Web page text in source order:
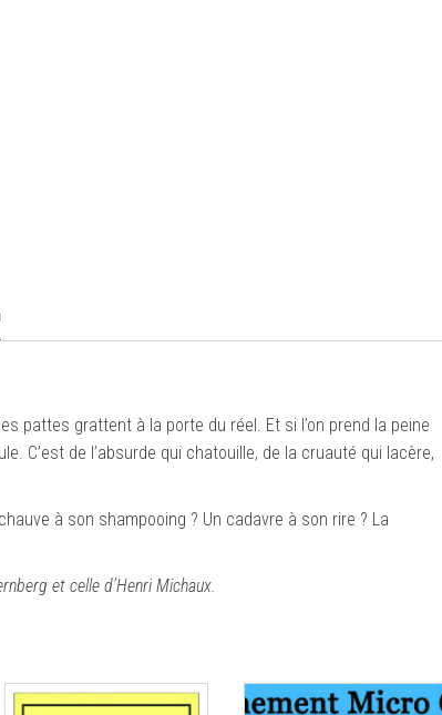
pattes grattent à la porte du réel. Et si l’on prend la peine
C’est de l’absurde qui chatouille, de la cruauté qui lacère,
à son shampooing ? Un cadavre à son rire ? La
et celle d’Henri Michaux.